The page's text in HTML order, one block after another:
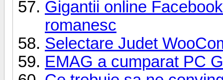
Gigantii online
romanesc
Selectare Judet
EMAG a cumparat PC